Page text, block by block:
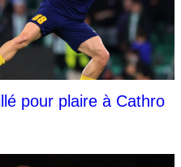
pour plaire à Cathro